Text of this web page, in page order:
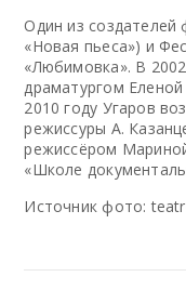
Один из создателей
«Новая пьеса») и
«Любимовка». В
драматургом
2010 году Угаров
режиссуры А.
режиссёром
«Школе
Источник фото: